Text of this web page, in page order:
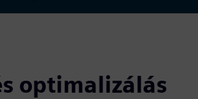
optimalizálás